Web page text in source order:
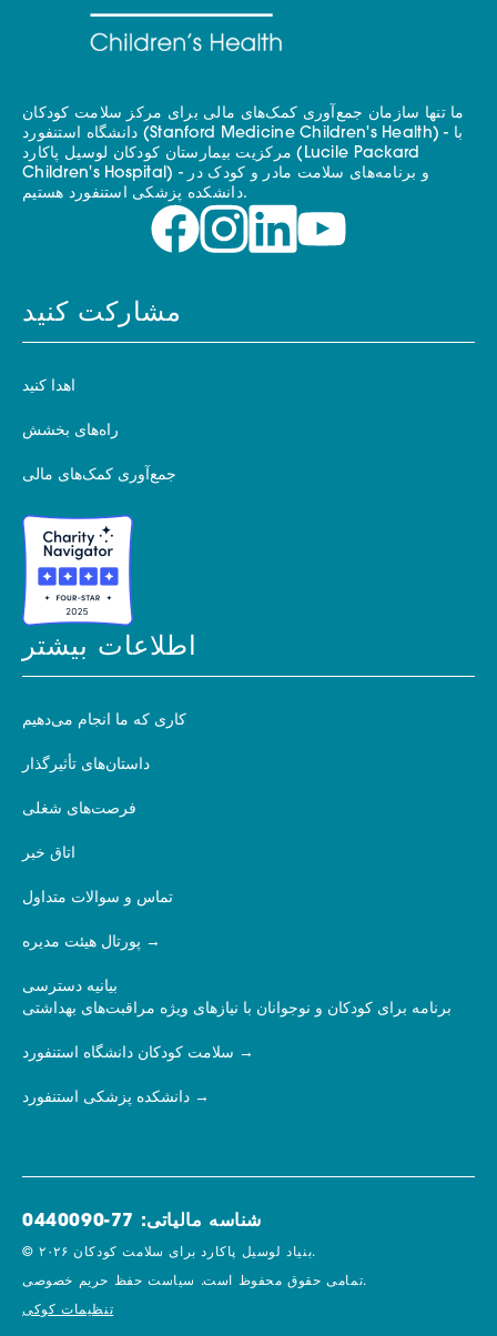
ما تنها سازمان جمع‌آوری کمک‌های مالی برای مرکز سلامت کودکان
دانشگاه استنفورد (Stanford Medicine Children's Health) - با
مرکزیت بیمارستان کودکان لوسیل پاکارد (Lucile Packard
Children's Hospital) - و برنامه‌های سلامت مادر و کودک در
دانشکده پزشکی استنفورد هستیم.
مشارکت کنید
اهدا کنید
راه‌های بخشش
جمع‌آوری کمک‌های مالی
اطلاعات بیشتر
کاری که ما انجام می‌دهیم
داستان‌های تأثیرگذار
فرصت‌های شغلی
اتاق خبر
تماس و سوالات متداول
پورتال هیئت مدیره
بیانیه دسترسی
برنامه برای کودکان و نوجوانان با نیازهای ویژه مراقبت‌های بهداشتی
سلامت کودکان دانشگاه استنفورد
دانشکده پزشکی استنفورد
شناسه مالیاتی: 77-0440090
© ۲۰۲۶ بنیاد لوسیل پاکارد برای سلامت کودکان.
تمامی حقوق محفوظ است.سیاست حفظ حریم خصوصی.
تنظیمات کوکی